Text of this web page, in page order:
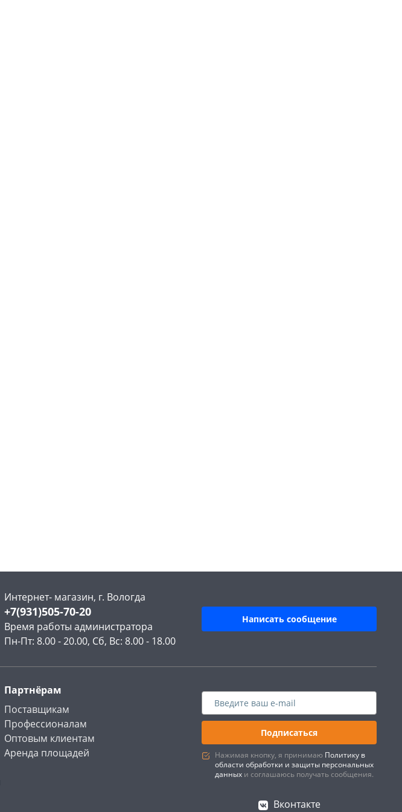
Интернет- магазин, г. Вологда
+7(931)505-70-20
Время работы администратора
Пн-Пт: 8.00 - 20.00, Сб, Вс: 8.00 - 18.00
Написать сообщение
Партнёрам
Поставщикам
Профессионалам
Оптовым клиентам
Аренда площадей
Подписаться
Нажимая кнопку, я принимаю Политику в
области обработки и защиты персональных
данных и соглашаюсь получать сообщения.
Вконтакте
раз в 2 недели